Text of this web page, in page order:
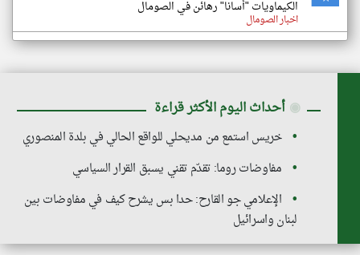
الكيماويات "أسانا" رهائن في الصومال
اخبار الصومال
◉ أحداث اليوم الأكثر قراءة
خريس استمع من مديحلي للواقع الحالي في بلدة المنصوري
مفاوضات روما: تقدّم تقني يسبق القرار السياسي
الإعلامي جو القارح: حدا بس يشرح كيف في مفاوضات بين
لبنان واسرائيل